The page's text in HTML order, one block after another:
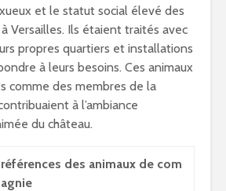
et le statut social élevé des
Versailles. Ils étaient traités avec
propres quartiers et installations
à leurs besoins. Ces animaux
comme des membres de la
à l’ambiance
du château.
des animaux de com